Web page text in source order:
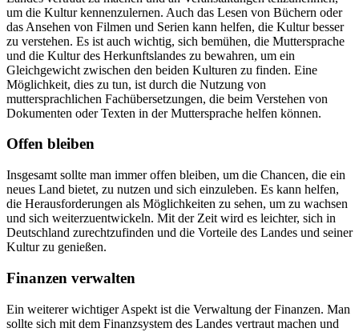
um die Kultur kennenzulernen. Auch das Lesen von Büchern oder
das Ansehen von Filmen und Serien kann helfen, die Kultur besser
zu verstehen. Es ist auch wichtig, sich bemühen, die Muttersprache
und die Kultur des Herkunftslandes zu bewahren, um ein
Gleichgewicht zwischen den beiden Kulturen zu finden. Eine
Möglichkeit, dies zu tun, ist durch die Nutzung von
muttersprachlichen Fachübersetzungen, die beim Verstehen von
Dokumenten oder Texten in der Muttersprache helfen können.
Offen bleiben
Insgesamt sollte man immer offen bleiben, um die Chancen, die ein
neues Land bietet, zu nutzen und sich einzuleben. Es kann helfen,
die Herausforderungen als Möglichkeiten zu sehen, um zu wachsen
und sich weiterzuentwickeln. Mit der Zeit wird es leichter, sich in
Deutschland zurechtzufinden und die Vorteile des Landes und seiner
Kultur zu genießen.
Finanzen verwalten
Ein weiterer wichtiger Aspekt ist die Verwaltung der Finanzen. Man
sollte sich mit dem Finanzsystem des Landes vertraut machen und